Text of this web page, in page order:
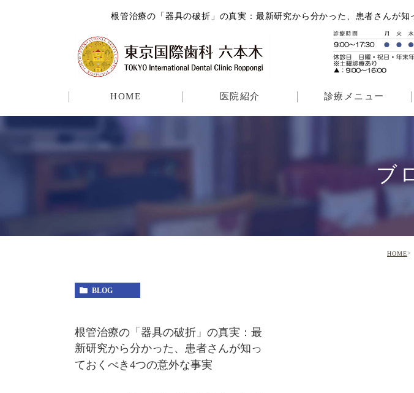
根管治療の「器具の破折」の真実：最新研究から分かった、患者さんが
HOME 医院紹介 診療メニュー
ブ
HOME
BLOG
根管治療の「器具の破折」の真実：最
新研究から分かった、患者さんが知っ
ておくべき4つの意外な事実